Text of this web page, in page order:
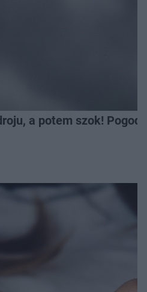
a potem szok!